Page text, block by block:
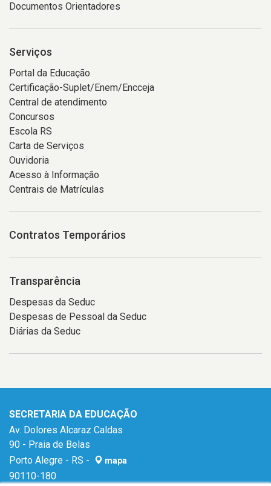
Documentos Orientadores
Serviços
Portal da Educação
Certificação-Suplet/Enem/Encceja
Central de atendimento
Concursos
Escola RS
Carta de Serviços
Ouvidoria
Acesso à Informação
Centrais de Matrículas
Contratos Temporários
Transparência
Despesas da Seduc
Despesas de Pessoal da Seduc
Diárias da Seduc
SECRETARIA DA EDUCAÇÃO
Av. Dolores Alcaraz Caldas
90 - Praia de Belas
Porto Alegre - RS -
mapa
90110-180